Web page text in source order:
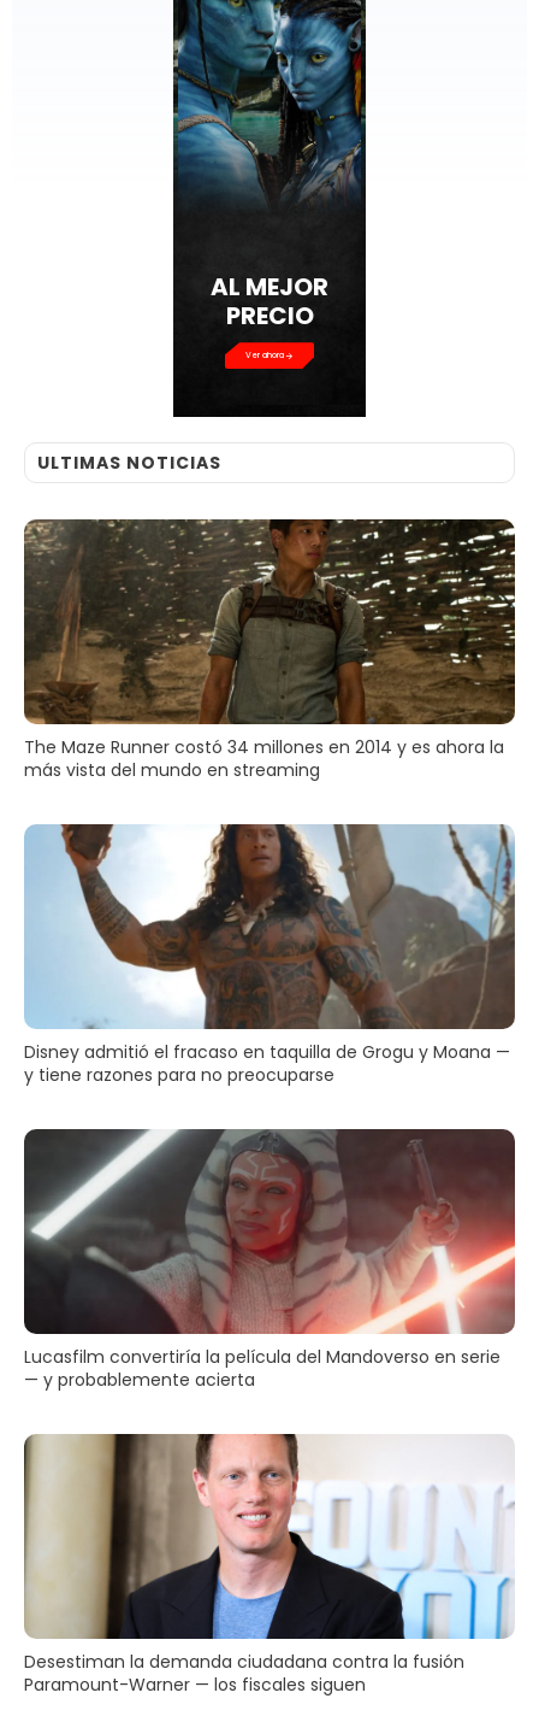
AL MEJOR
PRECIO
Ver ahora
ULTIMAS NOTICIAS
The Maze Runner costó 34 millones en 2014 y es ahora la
más vista del mundo en streaming
Disney admitió el fracaso en taquilla de Grogu y Moana —
y tiene razones para no preocuparse
Lucasfilm convertiría la película del Mandoverso en serie
— y probablemente acierta
Desestiman la demanda ciudadana contra la fusión
Paramount-Warner — los fiscales siguen